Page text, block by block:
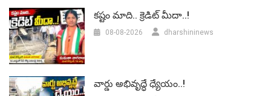
కష్టం మాది.. క్రెడిట్ మీదా..!
08-08-2026 dharshininews
వార్డు అభివృద్ధే ధ్యేయం..!